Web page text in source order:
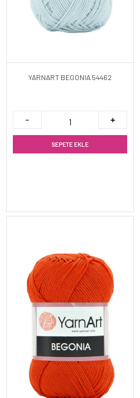
YARNART BEGONIA 54462
SEPETE EKLE